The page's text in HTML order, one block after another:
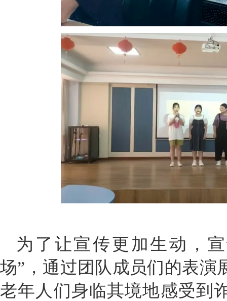
为了让宣传更加生动，
场”，通过团队成员们的表演
老年人们身临其境地感受到